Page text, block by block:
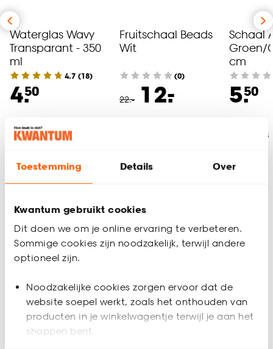
Toestemming Details Over
Kwantum gebruikt cookies
Dit doen we om je online ervaring te verbeteren.
Sommige cookies zijn noodzakelijk, terwijl andere
optioneel zijn.
Noodzakelijke cookies zorgen ervoor dat de
website soepel werkt, zoals het onthouden van
producten in je winkelwagentje terwijl je aan het
shoppen bent.
Waterglas Wavy
Transparant - 350
ml
4.7 (18)
4.50
Binnen 2-3 werkdagen
Fruitschaal Beads
Wit
(0)
22.- 12.
-
Schaal
Groen/
cm
5.50
Binnen 2-